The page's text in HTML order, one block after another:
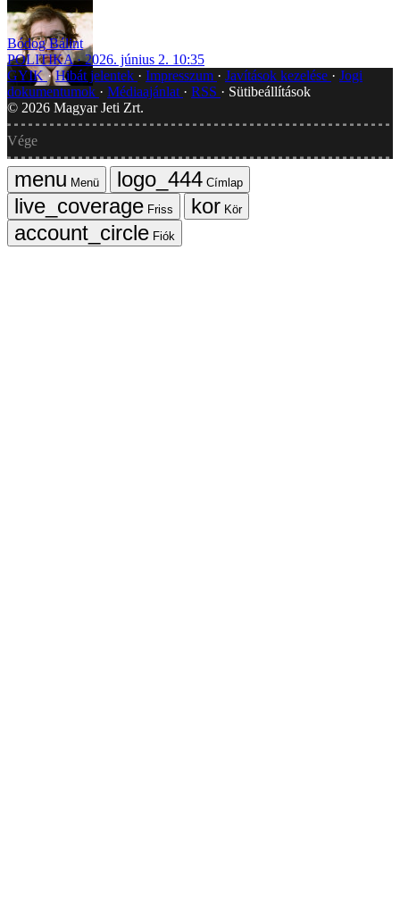
Bódog Bálint
POLITIKA
2026. június 2. 10:35
GYIK Hibát jelentek Impresszum Javítások kezelése
Jogi
dokumentumok
Médiaajánlat RSS
Sütibeállítások
© 2026 Magyar Jeti Zrt.
Vége
Menü
Címlap
Friss
Kör
Fiók